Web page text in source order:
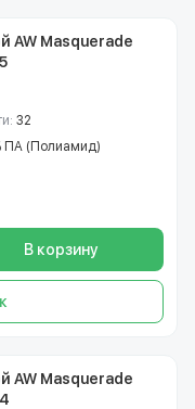
AW Masquerade
32
ПА (Полиамид)
В корзину
AW Masquerade